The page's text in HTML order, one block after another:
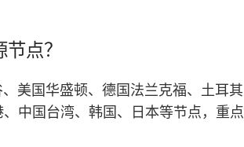
点？
美国华盛顿、德国法兰克福、土耳
中国台湾、韩国、日本等节点，重点